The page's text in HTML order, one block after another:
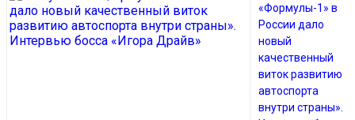
«Формулы-1» в
России дало
новый
качественный
виток развитию
автоспорта
внутри страны».